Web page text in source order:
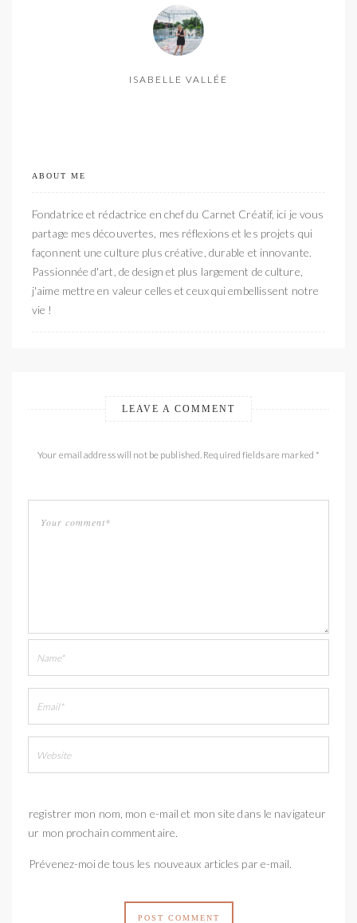
ISABELLE VALLÉE
ABOUT ME
Fondatrice et rédactrice en chef du Carnet Créatif, ici je vous
partage mes découvertes, mes réflexions et les projets qui
façonnent une culture plus créative, durable et innovante.
Passionnée d'art, de design et plus largement de culture,
j'aime mettre en valeur celles et ceux qui embellissent notre
vie !
LEAVE A COMMENT
Your email address will not be published. Required fields are marked *
Enregistrer mon nom, mon e-mail et mon site dans le navigateur
pour mon prochain commentaire.
Prévenez-moi de tous les nouveaux articles par e-mail.